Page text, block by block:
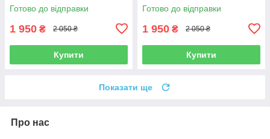
Готово до відправки
1 950 ₴ 2 050 ₴
Купити
Готово до відправки
1 950 ₴ 2 050 ₴
Купити
Показати ще
Про нас